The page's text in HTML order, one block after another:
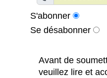
S'abonner
Se désabonner
Avant de
veuillez lire et